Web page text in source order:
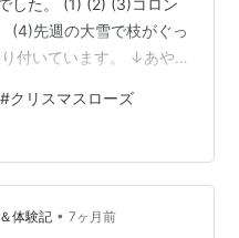
(4)先週の大雪で枝がぐっ
付いています。 ↓あやめ
援押し待ってます。🙏
せます。) ランキング参
加中雑談 応援、スター、
。 ＼(^o^)／
#クリスマスローズ
体験記 • 7ヶ月前